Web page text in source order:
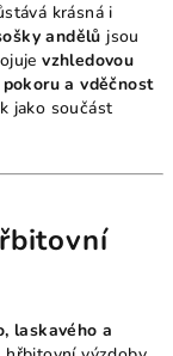
krásná i
andělů jsou
vzhledovou
a vděčnost
jako součást
laskavého a